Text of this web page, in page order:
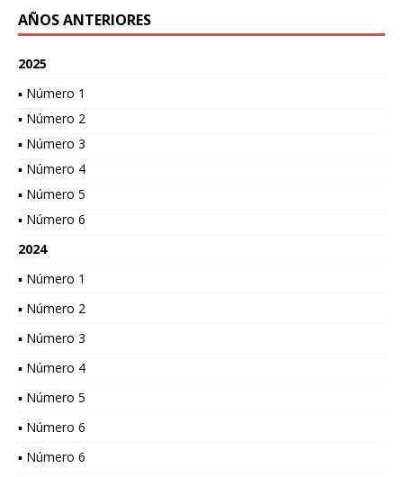
AÑOS ANTERIORES
2025
▪ Número 1
▪ Número 2
▪ Número 3
▪ Número 4
▪ Número 5
▪ Número 6
2024
▪ Número 1
▪ Número 2
▪ Número 3
▪ Número 4
▪ Número 5
▪ Número 6
▪ Número 6